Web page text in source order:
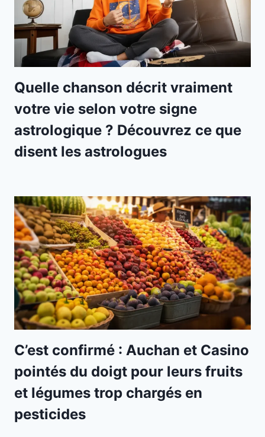
Quelle chanson décrit vraiment
votre vie selon votre signe
astrologique ? Découvrez ce que
disent les astrologues
C’est confirmé : Auchan et Casino
pointés du doigt pour leurs fruits
et légumes trop chargés en
pesticides